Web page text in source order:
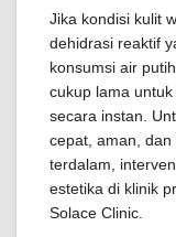
Jika kondisi kulit
dehidrasi reaktif
konsumsi air
cukup lama
secara instan.
cepat, aman,
terdalam,
estetika di klinik
Solace Clinic.